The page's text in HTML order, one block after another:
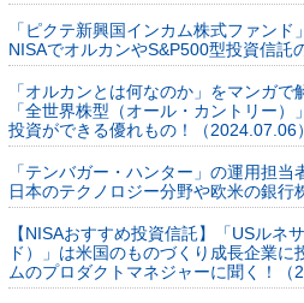
「ピクテ新興国インカム株式ファンド
NISAでオルカンやS&P500型投資信託
「オルカンとは何なのか」をマンガ
「全世界株型（オール・カントリー
投資ができる優れもの！（2024.07.06）
「テンバガー・ハンター」の運用担当
日本のテクノロジー分野や欧米の銀行
【NISAおすすめ投資信託】「USルネ
ド）」は米国のものづくり成長企業
ムのプロダクトマネジャーに聞く！（